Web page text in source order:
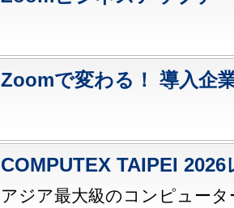
Zoomで変わる！ 導入企
COMPUTEX TAIPEI 2026
アジア最大級のコンピュータ